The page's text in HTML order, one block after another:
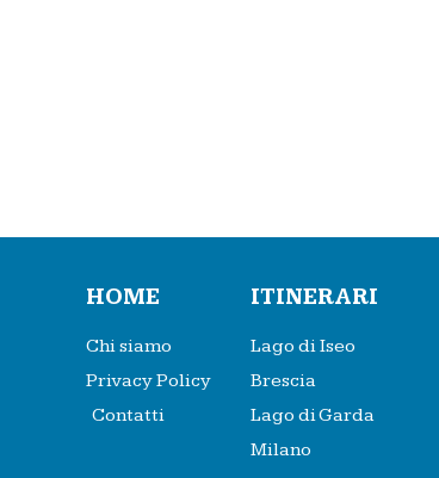
HOME
Chi siamo
Privacy Policy
Contatti
ITINERARI
Lago di Iseo
Brescia
Lago di Garda
Milano